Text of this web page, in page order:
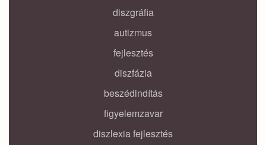
diszgráfia
autizmus
fejlesztés
diszfázia
beszédindítás
figyelemzavar
diszlexia fejlesztés